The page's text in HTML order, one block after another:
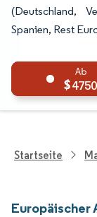
(Deutschland,
Spanien, Rest
4750
Startseite
Europäischer